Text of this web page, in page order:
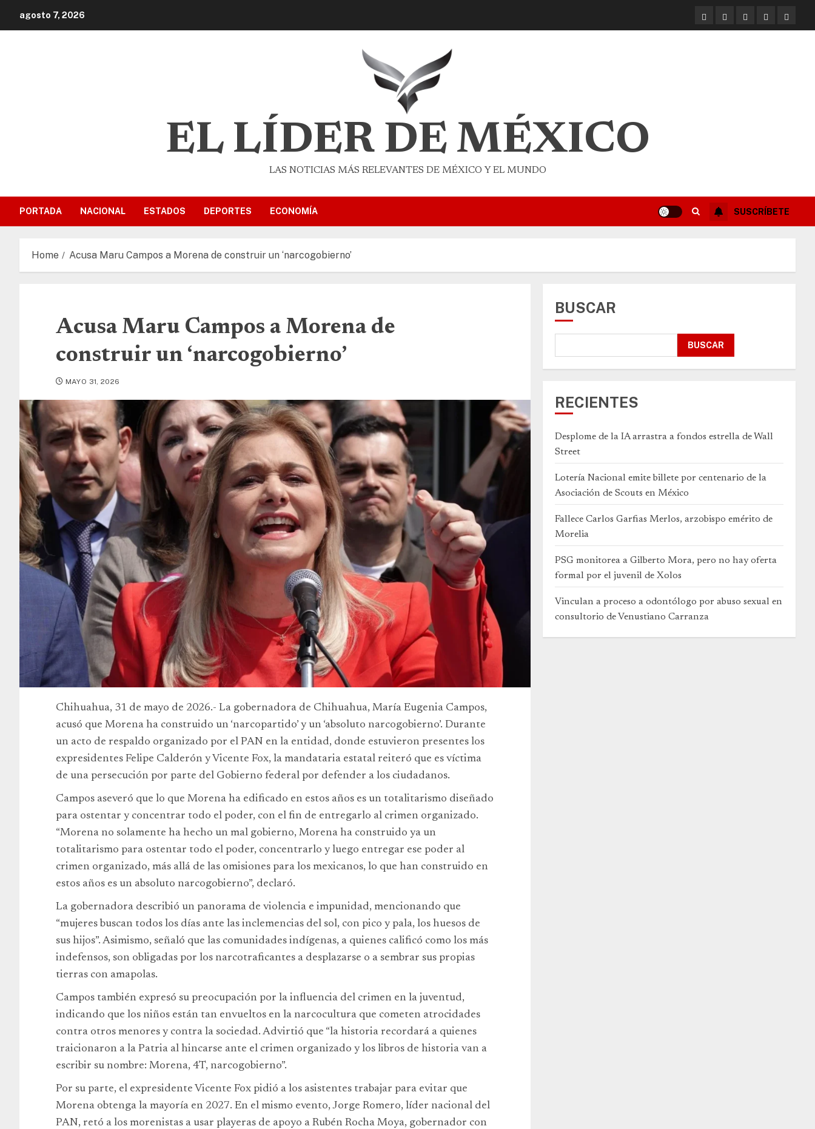
agosto 7, 2026
EL LÍDER DE MÉXICO
LAS NOTICIAS MÁS RELEVANTES DE MÉXICO Y EL MUNDO
PORTADA NACIONAL ESTADOS DEPORTES ECONOMÍA SUSCRÍBETE
Home Acusa Maru Campos a Morena de construir un ‘narcogobierno’
Acusa Maru Campos a Morena de
construir un ‘narcogobierno’
MAYO 31, 2026
Chihuahua, 31 de mayo de 2026.- La gobernadora de Chihuahua, María Eugenia Campos,
acusó que Morena ha construido un ‘narcopartido’ y un ‘absoluto narcogobierno’. Durante
un acto de respaldo organizado por el PAN en la entidad, donde estuvieron presentes los
expresidentes Felipe Calderón y Vicente Fox, la mandataria estatal reiteró que es víctima
de una persecución por parte del Gobierno federal por defender a los ciudadanos.
Campos aseveró que lo que Morena ha edificado en estos años es un totalitarismo diseñado
para ostentar y concentrar todo el poder, con el fin de entregarlo al crimen organizado.
“Morena no solamente ha hecho un mal gobierno, Morena ha construido ya un
totalitarismo para ostentar todo el poder, concentrarlo y luego entregar ese poder al
crimen organizado, más allá de las omisiones para los mexicanos, lo que han construido en
estos años es un absoluto narcogobierno”, declaró.
La gobernadora describió un panorama de violencia e impunidad, mencionando que
“mujeres buscan todos los días ante las inclemencias del sol, con pico y pala, los huesos de
sus hijos”. Asimismo, señaló que las comunidades indígenas, a quienes calificó como los más
indefensos, son obligadas por los narcotraficantes a desplazarse o a sembrar sus propias
tierras con amapolas.
Campos también expresó su preocupación por la influencia del crimen en la juventud,
indicando que los niños están tan envueltos en la narcocultura que cometen atrocidades
contra otros menores y contra la sociedad. Advirtió que “la historia recordará a quienes
traicionaron a la Patria al hincarse ante el crimen organizado y los libros de historia van a
escribir su nombre: Morena, 4T, narcogobierno”.
Por su parte, el expresidente Vicente Fox pidió a los asistentes trabajar para evitar que
Morena obtenga la mayoría en 2027. En el mismo evento, Jorge Romero, líder nacional del
PAN, retó a los morenistas a usar playeras de apoyo a Rubén Rocha Moya, gobernador con
BUSCAR
BUSCAR
RECIENTES
Desplome de la IA arrastra a fondos estrella de Wall
Street
Lotería Nacional emite billete por centenario de la
Asociación de Scouts en México
Fallece Carlos Garfias Merlos, arzobispo emérito de
Morelia
PSG monitorea a Gilberto Mora, pero no hay oferta
formal por el juvenil de Xolos
Vinculan a proceso a odontólogo por abuso sexual en
consultorio de Venustiano Carranza